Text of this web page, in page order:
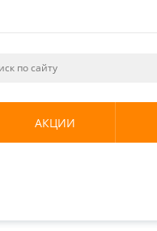
и
использования.
.
АКЦИИ
Виброзащита